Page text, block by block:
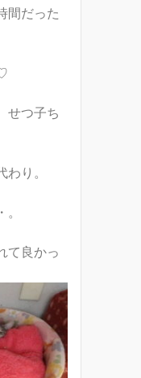
間だった
せつ子ち
り。
て良かっ